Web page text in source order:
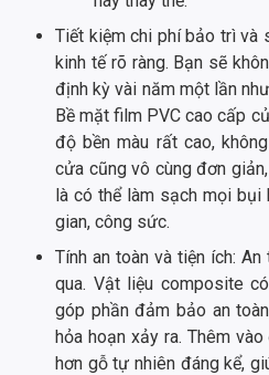
Tiết kiệm chi phí bảo trì và
kinh tế rõ ràng. Bạn sẽ
định kỳ vài năm một lần
Bề mặt film PVC cao cấp
độ bền màu rất cao,
cửa cũng vô cùng đơn
là có thể làm sạch mọi
gian, công sức.
Tính an toàn và tiện ích:
qua. Vật liệu composite
góp phần đảm bảo an
hỏa hoạn xảy ra. Thêm
hơn gỗ tự nhiên đáng kể,